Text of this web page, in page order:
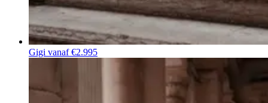
Gigi vanaf €2.995